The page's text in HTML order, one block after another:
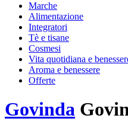
Marche
Alimentazione
Integratori
Tè e tisane
Cosmesi
Vita quotidiana e
Aroma e benessere
Offerte
Govinda